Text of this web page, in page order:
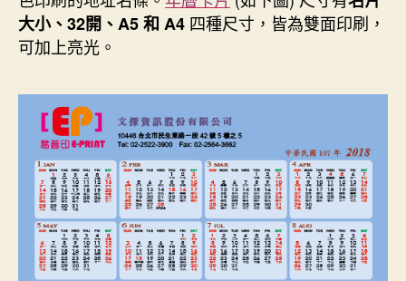
大小、32開、A5 和 A4 四種尺寸，皆為雙面印刷，
可加上亮光。